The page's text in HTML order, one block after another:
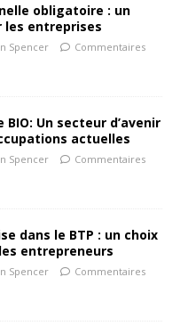
obligatoire : un
les entreprises
Spencer
Commentaires
Un secteur d’avenir
actuelles
Spencer
Commentaires
dans le BTP : un choix
entrepreneurs
Spencer
Commentaires